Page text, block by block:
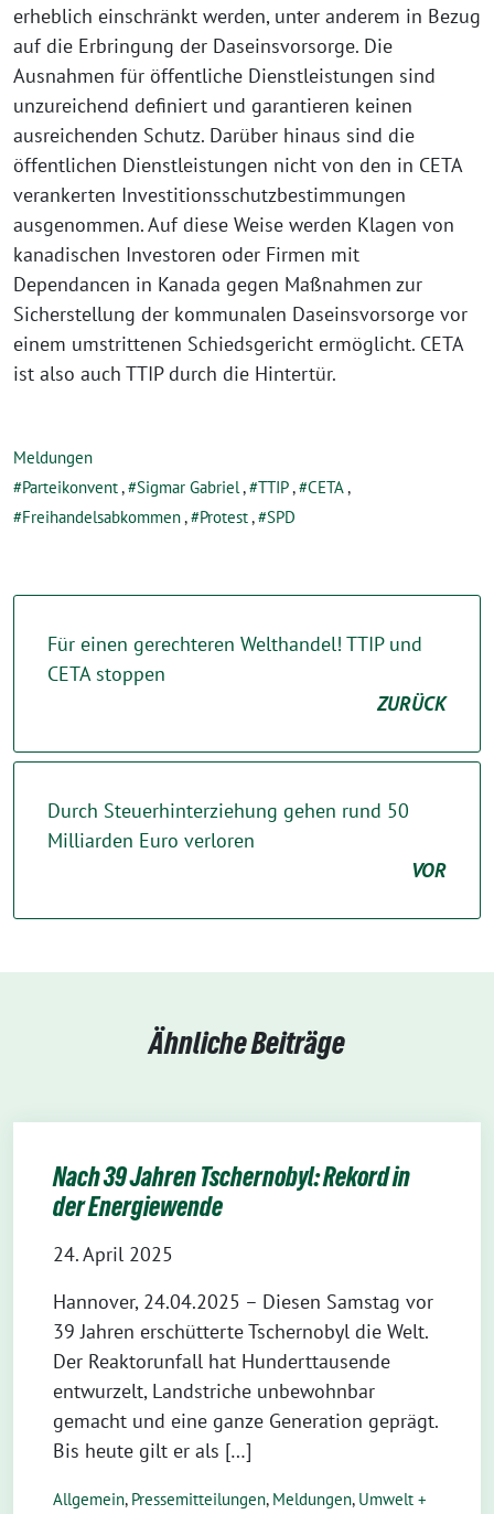
erheblich einschränkt werden, unter anderem in Bezug
auf die Erbringung der Daseinsvorsorge. Die
Ausnahmen für öffentliche Dienstleistungen sind
unzureichend definiert und garantieren keinen
ausreichenden Schutz. Darüber hinaus sind die
öffentlichen Dienstleistungen nicht von den in CETA
verankerten Investitionsschutzbestimmungen
ausgenommen. Auf diese Weise werden Klagen von
kanadischen Investoren oder Firmen mit
Dependancen in Kanada gegen Maßnahmen zur
Sicherstellung der kommunalen Daseinsvorsorge vor
einem umstrittenen Schiedsgericht ermöglicht. CETA
ist also auch TTIP durch die Hintertür.
Meldungen
Parteikonvent, Sigmar Gabriel, TTIP, CETA,
Freihandelsabkommen, Protest, SPD
Für einen gerechteren Welthandel! TTIP und
CETA stoppen
ZURÜCK
Durch Steuerhinterziehung gehen rund 50
Milliarden Euro verloren
VOR
Ähnliche Beiträge
Nach 39 Jahren Tschernobyl: Rekord in
der Energiewende
24. April 2025
Hannover, 24.04.2025 – Diesen Samstag vor
39 Jahren erschütterte Tschernobyl die Welt.
Der Reaktorunfall hat Hunderttausende
entwurzelt, Landstriche unbewohnbar
gemacht und eine ganze Generation geprägt.
Bis heute gilt er als […]
Allgemein, Pressemitteilungen, Meldungen, Umwelt +